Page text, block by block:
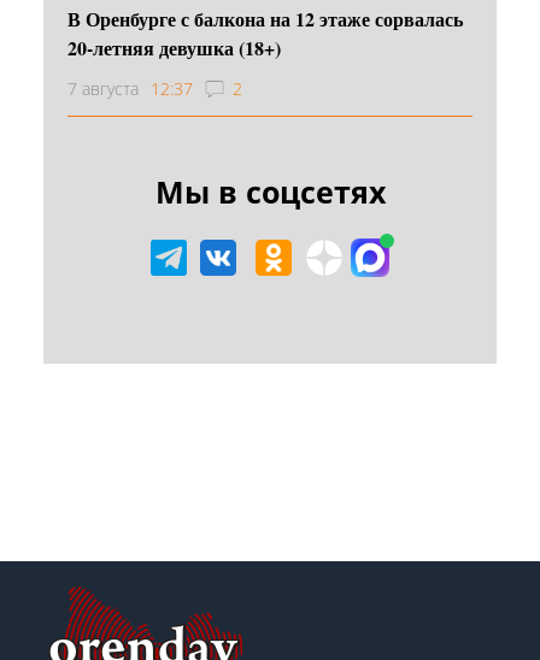
В Оренбурге с балкона на 12 этаже сорвалась
20-летняя девушка (18+)
7 августа 12:37 2
Мы в соцсетях